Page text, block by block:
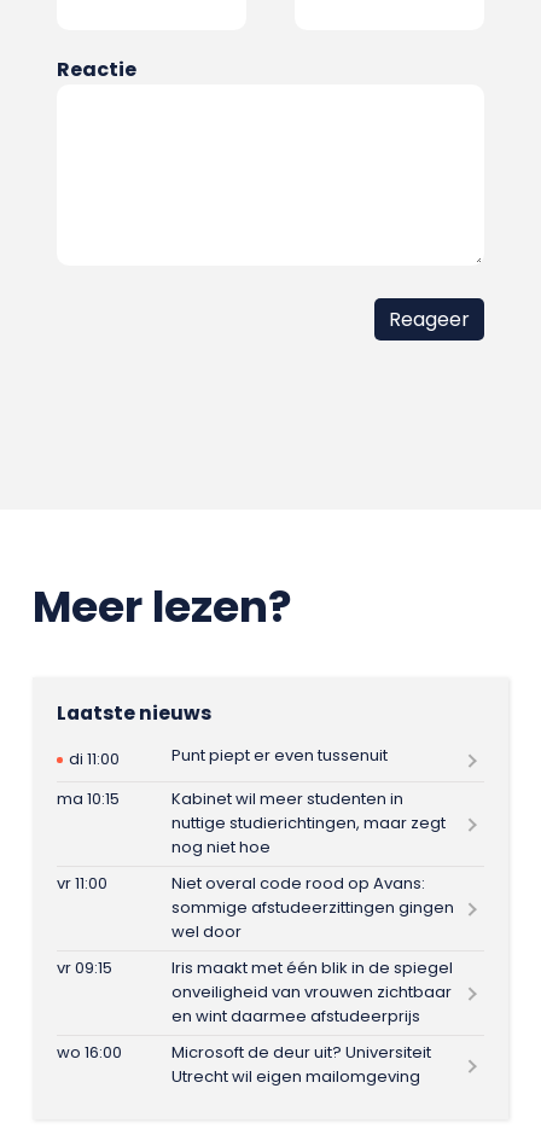
Reactie
Meer lezen?
Laatste nieuws
di 11:00
Punt piept er even tussenuit
ma 10:15
Kabinet wil meer studenten in
nuttige studierichtingen, maar zegt
nog niet hoe
vr 11:00
Niet overal code rood op Avans:
sommige afstudeerzittingen gingen
wel door
vr 09:15
Iris maakt met één blik in de spiegel
onveiligheid van vrouwen zichtbaar
en wint daarmee afstudeerprijs
wo 16:00
Microsoft de deur uit? Universiteit
Utrecht wil eigen mailomgeving